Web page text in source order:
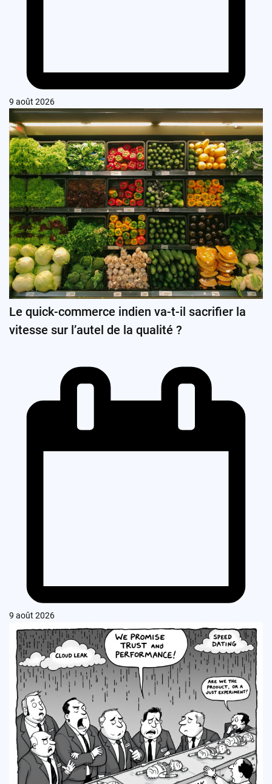
9 août 2026
Le quick-commerce indien va-t-il sacrifier la
vitesse sur l’autel de la qualité ?
9 août 2026